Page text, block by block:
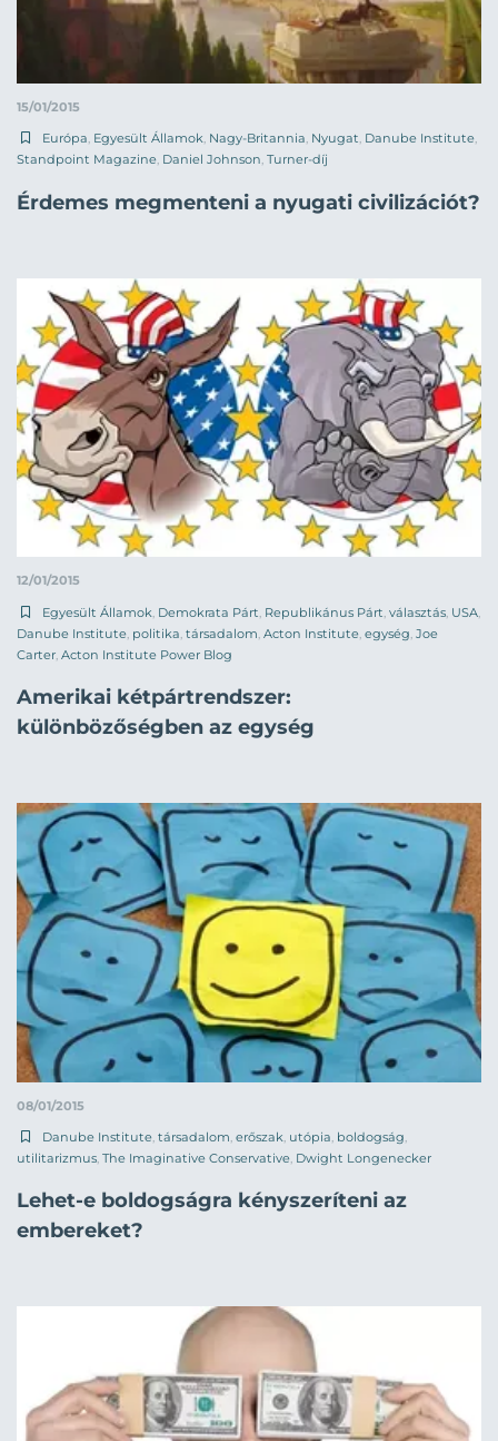
15/01/2015
Európa, Egyesült Államok, Nagy-Britannia, Nyugat, Danube Institute,
Standpoint Magazine, Daniel Johnson, Turner-díj
Érdemes megmenteni a nyugati civilizációt?
12/01/2015
Egyesült Államok Demokrata Párt Republikánus Párt választás USA
Danube Institute politika társadalom Acton Institute egység Joe
Carter Acton Institute Power Blog
Amerikai kétpártrendszer:
különbözőségben az egység
08/01/2015
Danube Institute társadalom erőszak utópia boldogság
utilitarizmus The Imaginative Conservative Dwight Longenecker
Lehet-e boldogságra kényszeríteni az
embereket?